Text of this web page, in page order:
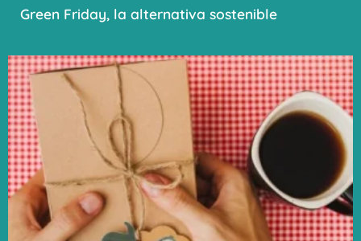
Green Friday, la alternativa sostenible